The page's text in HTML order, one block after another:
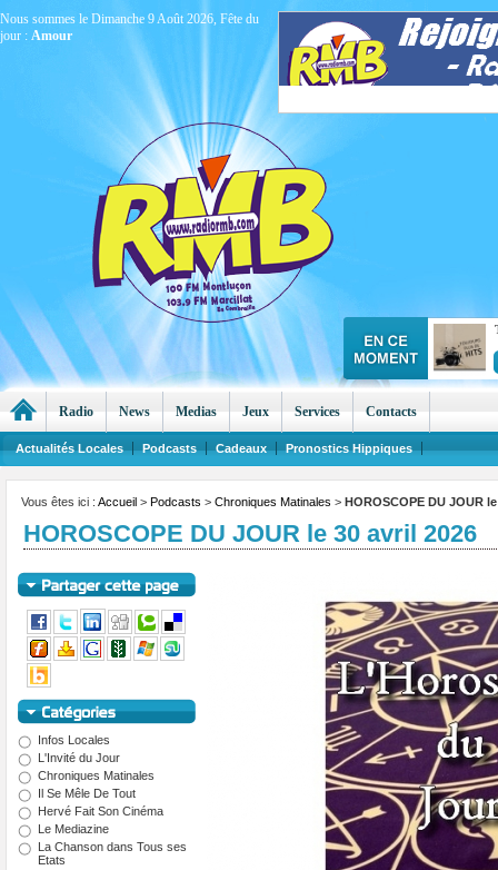
Vous êtes ici : Accueil > Podcasts > Chroniques Matinales > HOROSCOPE DU JOUR
HOROSCOPE DU JOUR le 30 avril 2026
Infos Locales
L'Invité du Jour
Chroniques Matinales
Il Se Mêle De Tout
Hervé Fait Son Cinéma
Le Mediazine
La Chanson dans Tous ses
Etats
Radio News Medias Jeux Services Contacts
Actualités Locales Podcasts Cadeaux Pronostics Hippiques
Nous sommes le Dimanche 9 Août 2026, Fête du
jour : Amour